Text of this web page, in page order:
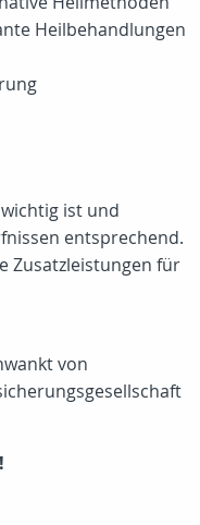
Heilbehandlungen
ist und
entsprechend.
Zusatzleistungen für
von